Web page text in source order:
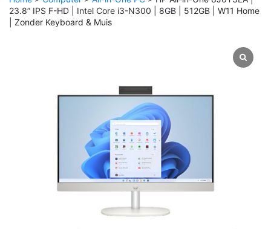
23.8” IPS F-HD | Intel Core i3-N300 | 8GB | 512GB | W11 Home
| Zonder Keyboard & Muis